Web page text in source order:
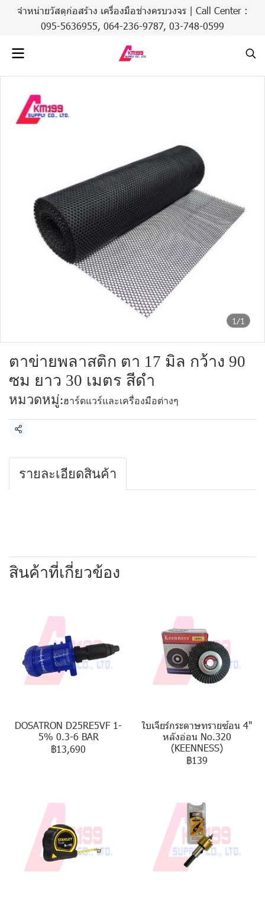
จำหน่ายวัสดุก่อสร้าง เครื่องมือช่างครบวงจร | Call Center :
095-5636955, 064-236-9787, 03-748-0599
1/1
ตาข่ายพลาสติก ตา 17 มิล กว้าง 90
ซม ยาว 30 เมตร สีดำ
หมวดหมู่:ฮาร์ดแวร์และเครื่องมือต่างๆ
แชร์
รายละเอียดสินค้า
สินค้าที่เกี่ยวข้อง
DOSATRON D25RE5VF 1-
5% 0.3-6 BAR
฿13,690
ใบเจียร์กระดาษทรายซ้อน 4"
หลังอ่อน No.320
(KEENNESS)
฿139